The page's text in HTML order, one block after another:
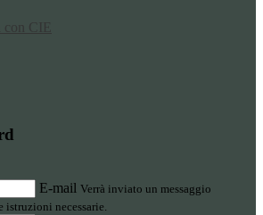
con CIE
E-mail Verrà inviato un messaggio
necessarie.